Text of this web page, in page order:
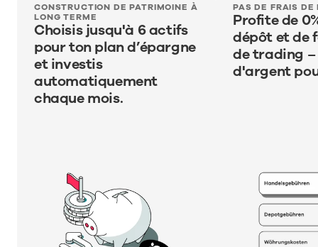
CONSTRUCTION DE PATRIMOINE À
LONG TERME
Choisis jusqu'à 6 actifs
pour ton plan d’épargne
et investis
automatiquement
chaque mois.
PAS DE FRAIS DE
Profite de
dépôt et de
de trading –
d'argent